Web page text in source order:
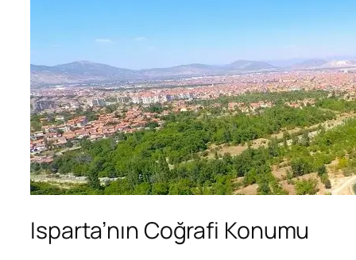
Isparta’nın Coğrafi Konumu